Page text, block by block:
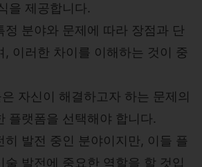
을 제공합니다.
정 분야와 문제에 따라 장점과 단
, 이러한 차이를 이해하는 것이 중
자신이 해결하고자 하는 문제의
플랫폼을 선택해야 합니다.
히 발전 중인 분야이지만, 이들 플
술 발전에 중요한 역할을 할 것입